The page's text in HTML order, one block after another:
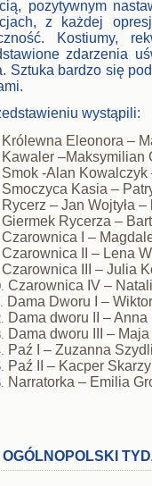
pozytywnym
z każdej
Kostiumy,
zdarzenia
Sztuka bardzo się
wystąpili:
Królewna Eleonora –
Kawaler –Maksymilian
Smok -Alan Kowalczyk
Smoczyca Kasia –
Rycerz – Jan Wojtyła –
Giermek Rycerza –
Czarownica I –
Czarownica II – Lena
Czarownica III – Julia
Czarownica IV –
Dama Dworu I –
Dama dworu II –
Dama dworu III –
Paź I – Zuzanna
Paź II – Kacper
Narratorka – Emilia
OGÓLNOPOLSKI